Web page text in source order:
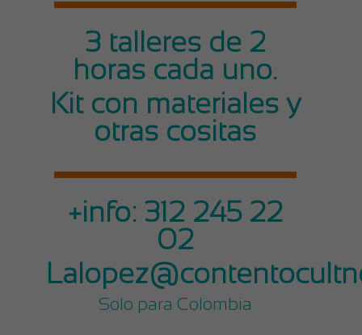
3 talleres de 2
horas cada uno.
Kit con materiales y
otras cositas
+info: 312 245 22
02
Solo para Colombia